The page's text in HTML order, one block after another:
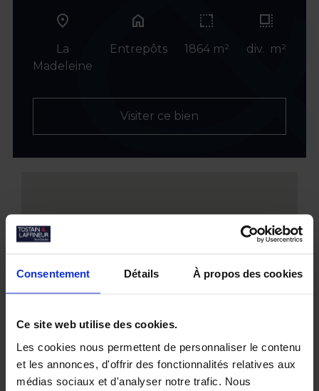
Consentement Détails À propos des cookies
Ce site web utilise des cookies.
Les cookies nous permettent de personnaliser le contenu
et les annonces, d'offrir des fonctionnalités relatives aux
médias sociaux et d'analyser notre trafic. Nous
La
Madeleine
home
Entrepôts 1864 m² div. m²
Visiter ce bien